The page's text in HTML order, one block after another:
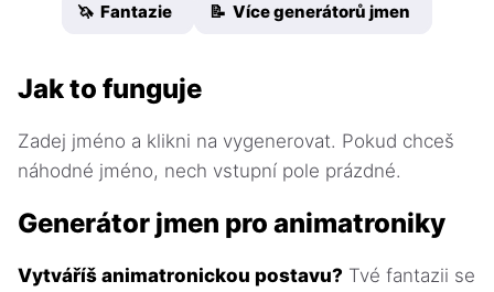
🦄 Fantazie 📝 Více generátorů jmen
Jak to funguje
Zadej jméno a klikni na vygenerovat. Pokud chceš
náhodné jméno, nech vstupní pole prázdné.
Generátor jmen pro animatroniky
Vytváříš animatronickou postavu? Tvé fantazii se